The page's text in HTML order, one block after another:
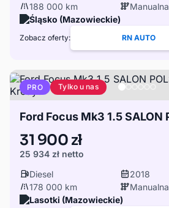
188 000 km
Manualna
Śląsko (Mazowieckie)
Zobacz oferty: RN AUTO
PRO Tylko u nas
31 900 zł
25 934 zł netto
Diesel
2018
178 000 km
Manualna
Lasotki (Mazowieckie)